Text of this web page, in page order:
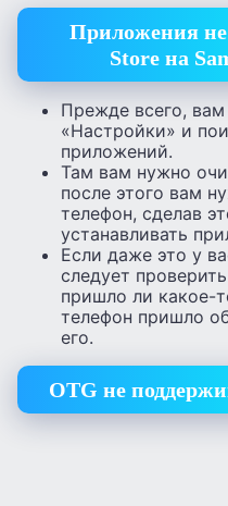
Приложения не
Store на
Прежде всего,
«Настройки» и
приложений.
Там вам нужно
после этого вам
телефон, сделав
устанавливать
Если даже это у
следует
пришло ли какое-
телефон пришло
его.
OTG не